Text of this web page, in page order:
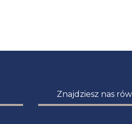
Znajdziesz nas